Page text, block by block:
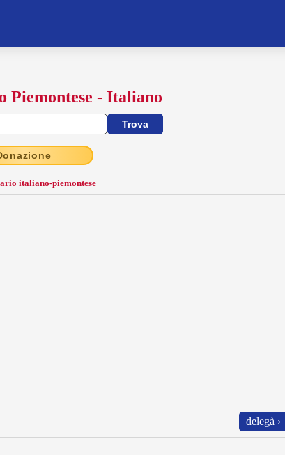
Piemontese - Italiano
italiano-piemontese
delegà ›